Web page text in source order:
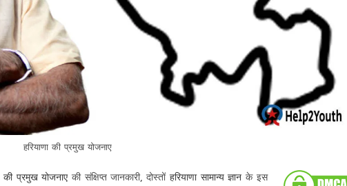
हरियाणा की प्रमुख योजनाए
की प्रमुख योजनाएकी संक्षिप्त जानकारी, दोस्तों हरियाणा सामान्य ज्ञान के इस